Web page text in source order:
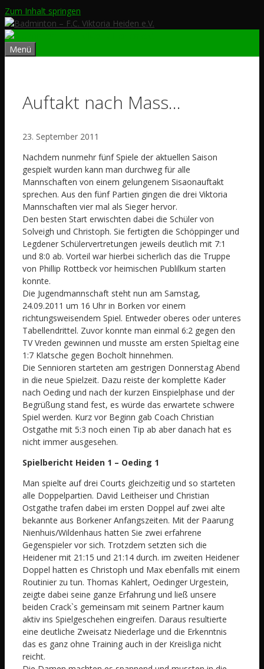
Zum Inhalt springen
Menü
Auftakt nach Mass…
23. September 2011
Nachdem nunmehr fünf Spiele der aktuellen Saison
gespielt wurden kann man durchweg für alle
Mannschaften von einem gelungenem Sisaonauftakt
sprechen. Aus den fünf Partien gingen die drei Viktoria
Mannschaften vier mal als Sieger hervor.
Den besten Start erwischten dabei die Schüler von
Solveigh und Christoph. Sie fertigten die Schöppinger und
Legdener Schülervertretungen jeweils deutlich mit 7:1
und 8:0 ab. Vorteil war hierbei sicherlich das die Truppe
von Phillip Rottbeck vor heimischen Publilkum starten
konnte.
Die Jugendmannschaft steht nun am Samstag,
24.09.2011 um 16 Uhr in Borken vor einem
richtungsweisendem Spiel. Entweder oberes oder unteres
Tabellendrittel. Zuvor konnte man einmal 6:2 gegen den
TV Vreden gewinnen und musste am ersten Spieltag eine
1:7 Klatsche gegen Bocholt hinnehmen.
Die Sennioren starteten am gestrigen Donnerstag Abend
in die neue Spielzeit. Dazu reiste der komplette Kader
nach Oeding und nach der kurzen Einspielphase und der
Begrüßung stand fest, es würde das erwartete schwere
Spiel werden. Kurz vor Beginn gab Coach Christian
Ostgathe mit 5:3 noch einen Tip ab aber danach hat es
nicht immer ausgesehen.
Spielbericht Heiden 1 – Oeding 1
Man spielte auf drei Courts gleichzeitig und so starteten
alle Doppelpartien. David Leitheiser und Christian
Ostgathe trafen dabei im ersten Doppel auf zwei alte
bekannte aus Borkener Anfangszeiten. Mit der Paarung
Nienhuis/Wildenhaus hatten Sie zwei erfahrene
Gegenspieler vor sich. Trotzdem setzten sich die
Heidener mit 21:15 und 21:14 durch. im zweiten Heidener
Doppel hatten es Christoph und Max ebenfalls mit einem
Routinier zu tun. Thomas Kahlert, Oedinger Urgestein,
zeigte dabei seine ganze Erfahrung und ließ unsere
beiden Crack`s gemeinsam mit seinem Partner kaum
aktiv ins Spielgeschehen eingreifen. Daraus resultierte
eine deutliche Zweisatz Niederlage und die Erkenntnis
das es ganz ohne Training auch in der Kreisliga nicht
reicht.